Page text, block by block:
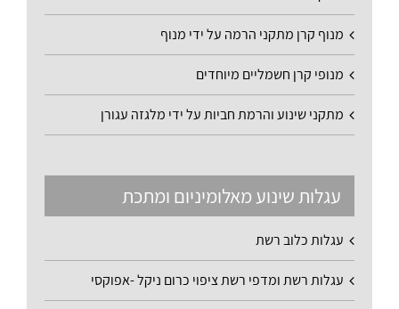
מנוף קרן מתקני הרמה על ידי מנוף
מנופי קרן חשמליים מיוחדים
מתקני שינוע והרמת חביות על ידי מלגזה עגורן
עגלות שינוע מאלומיניום ומתכת
עגלות כלוב רשת
עגלות רשת ומדפי רשת ציפוי כרום ניקל -אפוקסי